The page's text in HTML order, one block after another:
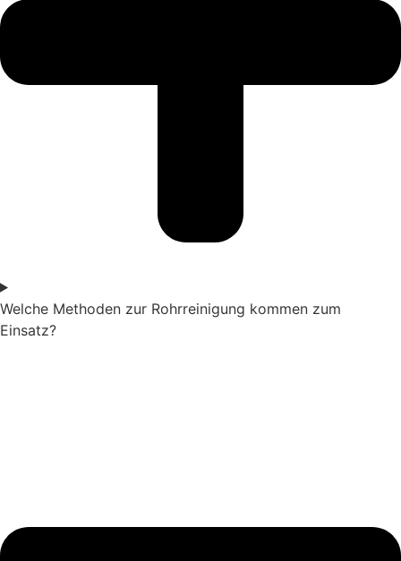
Welche Methoden zur Rohrreinigung kommen zum
Einsatz?